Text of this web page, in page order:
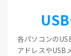
各パソコンの
アドレスやUSB